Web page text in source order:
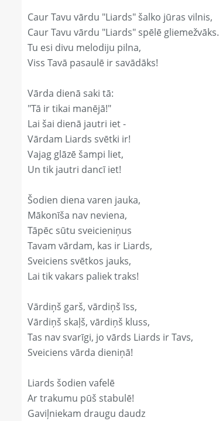
Caur Tavu vārdu "Liards" šalko jūras vilnis,
Caur Tavu vārdu "Liards" spēlē gliemežvāks.
Tu esi divu melodiju pilna,
Viss Tavā pasaulē ir savādāks!
Vārda dienā saki tā:
"Tā ir tikai manējā!"
Lai šai dienā jautri iet -
Vārdam Liards svētki ir!
Vajag glāzē šampi liet,
Un tik jautri dancī iet!
Šodien diena varen jauka,
Mākonīša nav neviena,
Tāpēc sūtu sveicieniņus
Tavam vārdam, kas ir Liards,
Sveiciens svētkos jauks,
Lai tik vakars paliek traks!
Vārdiņš garš, vārdiņš īss,
Vārdiņš skaļš, vārdiņš kluss,
Tas nav svarīgi, jo vārds Liards ir Tavs,
Sveiciens vārda dieniņā!
Liards šodien vafelē
Ar trakumu pūš stabulē!
Gaviļniekam draugu daudz